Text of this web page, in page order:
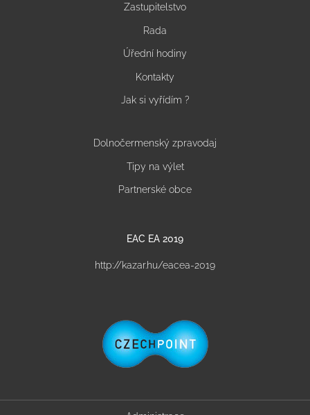
Zastupitelstvo
Rada
Úřední hodiny
Kontakty
Jak si vyřídím ?
Dolnočermenský zpravodaj
Tipy na výlet
Partnerské obce
EAC EA 2019
http://kazar.hu/eacea-2019